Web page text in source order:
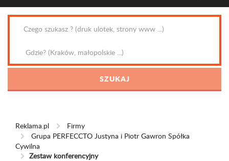
Reklama.pl
Firmy
Grupa PERFECCTO Justyna i Piotr Gawron Spółka
Cywilna
Zestaw konferencyjny